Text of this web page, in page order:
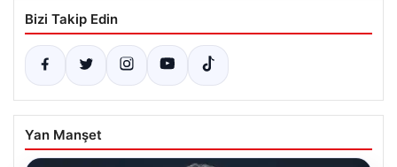
Bizi Takip Edin
Yan Manşet